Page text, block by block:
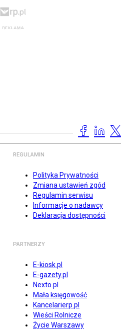
REGULAMIN
Polityka Prywatności
Zmiana ustawień zgód
Regulamin serwisu
Informacje o nadawcy
Deklaracja dostępności
PARTNERZY
E-kiosk.pl
E-gazety.pl
Nexto.pl
Mała księgowość
Kancelarierp.pl
Wieści Rolnicze
Życie Warszawy